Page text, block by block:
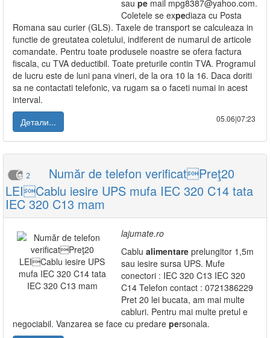
sau pe mail mpg8387@yahoo.com.
Coletele se expediaza cu Posta
Romana sau curier (GLS). Taxele de transport se calculeaza in
functie de greutatea coletului, indiferent de numarul de articole
comandate. Pentru toate produsele noastre se ofera factura
fiscala, cu TVA deductibil. Toate preturile contin TVA. Programul
de lucru este de luni pana vineri, de la ora 10 la 16. Daca doriti
sa ne contactati telefonic, va rugam sa o faceti numai in acest
interval.
Детали...
05.06|07:23
2
Număr de telefon verificatPreţ20
LEICablu iesire UPS mufa IEC 320 C14 tata
IEC 320 C13 mam
lajumate.ro
Cablu alimentare prelungitor 1,5m
sau iesire sursa UPS. Mufe
conectori : IEC 320 C13 IEC 320
C14 Telefon contact : 0721386229
Pret 20 lei bucata, am mai multe
cabluri. Pentru mai multe pretul e
negociabil. Vanzarea se face cu predare personala.